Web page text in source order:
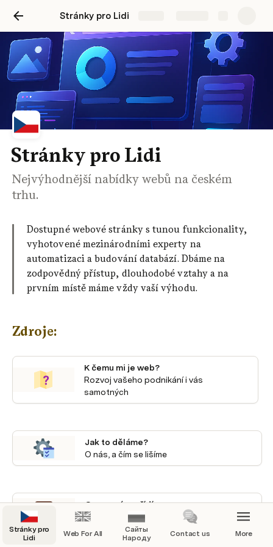
Stránky pro Lidi
Stránky pro Lidi
Nejvýhodnější nabídky webů na českém
trhu.
Dostupné webové stránky s tunou funkcionality,
vyhotovené mezinárodními experty na
automatizaci a budování databází. Dbáme na
zodpovědný přístup, dlouhodobé vztahy a na
prvním místě máme vždy vaší výhodu.
Zdroje:
K čemu mi je web?
Rozvoj vašeho podnikání i vás
samotných
Jak to děláme?
O nás, a čím se lišíme
Co pro vás zařídíme
Možnosti a ceník
Stránky pro
Lidi
Web For All
Сайты
Народу
Contact us More